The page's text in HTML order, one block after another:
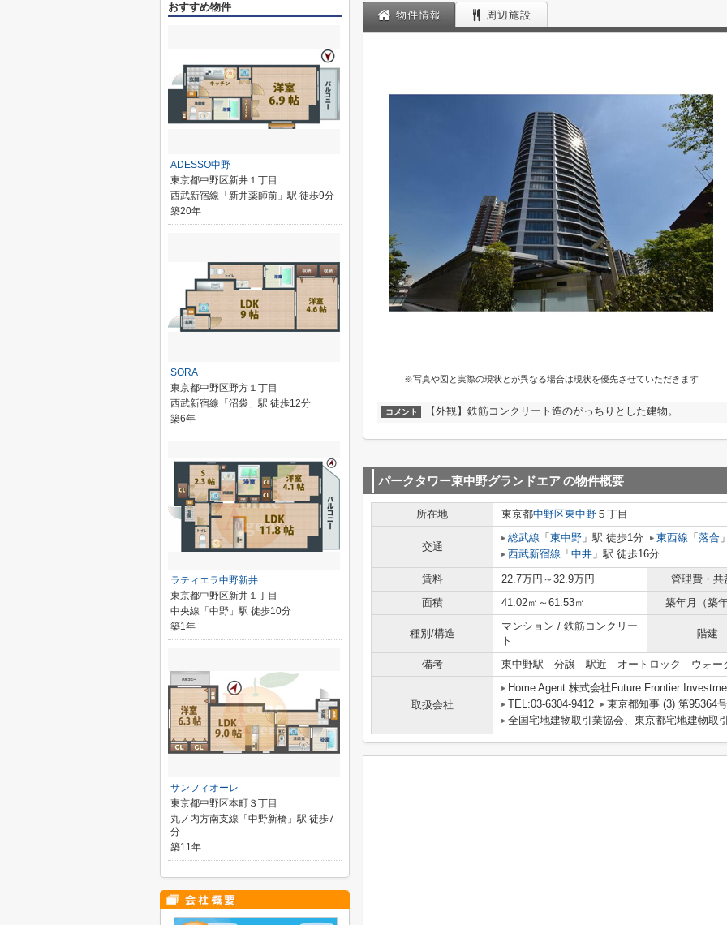
物件情報 周辺施設
※写真や図と実際の現状とが異なる場合は現状を優先させていただきます
コメント 【外観】鉄筋コンクリート造のがっちりとした建物。
パークタワー東中野グランドエアの物件概要
所在地 東京都中野区東中野 ５丁目
交通
総武線 「 東中野 」駅 徒歩1分 東西線 「 落合
西武新宿線 「 中井 」駅 徒歩16分
賃料 22.7万円～32.9万円 管理費・共
面積
41.02㎡～61.53㎡ 築年月（築年
種別/構造
マンション / 鉄筋コンクリー
ト
階建
備考 東中野駅 分譲 駅近 オートロック ウォーク
取扱会社
Home Agent 株式会社Future Frontier
TEL:03-6304-9412
東京都知事 (3) 第95364号
全国宅地建物取引業協会、東京都宅地建物取
おすすめ物件
ADESSO中野
東京都中野区新井１丁目
西武新宿線「新井薬師前」駅 徒歩9分
築20年
SORA
東京都中野区野方１丁目
西武新宿線「沼袋」駅 徒歩12分
築6年
ラティエラ中野新井
東京都中野区新井１丁目
中央線「中野」駅 徒歩10分
築1年
サンフィオーレ
東京都中野区本町３丁目
丸ノ内方南支線「中野新橋」駅 徒歩7
分
築11年